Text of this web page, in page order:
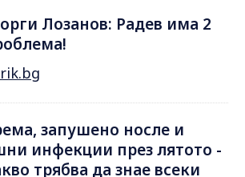
Лозанов: Радев има 2
запушено носле и
инфекции през лятотo -
трябва да знае всеки